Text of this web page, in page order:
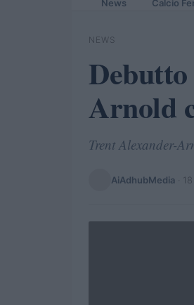
News Calcio
NEWS
Arnold
Trent Alexander-
AiAdhubMedia